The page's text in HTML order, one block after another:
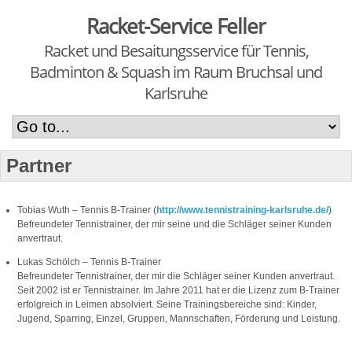
Racket-Service Feller
Racket und Besaitungsservice für Tennis,
Badminton & Squash im Raum Bruchsal und
Karlsruhe
Partner
Tobias Wuth – Tennis B-Trainer (http://www.tennistraining-karlsruhe.de/)
Befreundeter Tennistrainer, der mir seine und die Schläger seiner Kunden
anvertraut.
Lukas Schölch – Tennis B-Trainer
Befreundeter Tennistrainer, der mir die Schläger seiner Kunden anvertraut.
Seit 2002 ist er Tennistrainer. Im Jahre 2011 hat er die Lizenz zum B-Trainer
erfolgreich in Leimen absolviert. Seine Trainingsbereiche sind: Kinder,
Jugend, Sparring, Einzel, Gruppen, Mannschaften, Förderung und Leistung.